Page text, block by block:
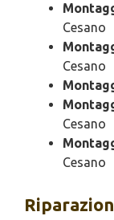
Cesano
Cesano
Cesano
Cesano